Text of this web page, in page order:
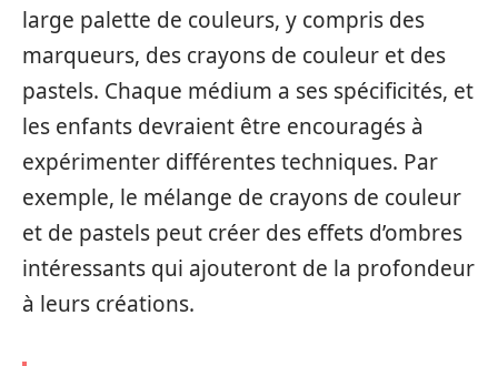
large palette de couleurs, y compris des
marqueurs, des crayons de couleur et des
pastels. Chaque médium a ses spécificités, et
les enfants devraient être encouragés à
expérimenter différentes techniques. Par
exemple, le mélange de crayons de couleur
et de pastels peut créer des effets d’ombres
intéressants qui ajouteront de la profondeur
à leurs créations.